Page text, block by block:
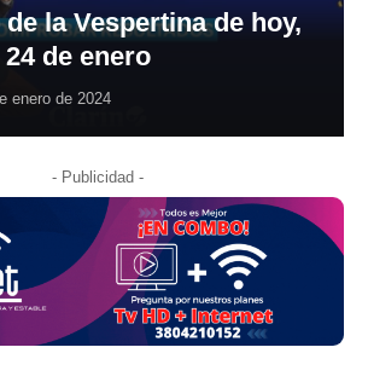
la Vespertina de hoy,
de enero
enero de 2024
- Publicidad -